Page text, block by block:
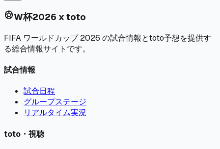
sports_soccerW杯2026 x toto
FIFA ワールドカップ 2026 の試合情報とtoto予想を提供す
る総合情報サイトです。
試合情報
試合日程
グループステージ
リアルタイム実況
toto・視聴